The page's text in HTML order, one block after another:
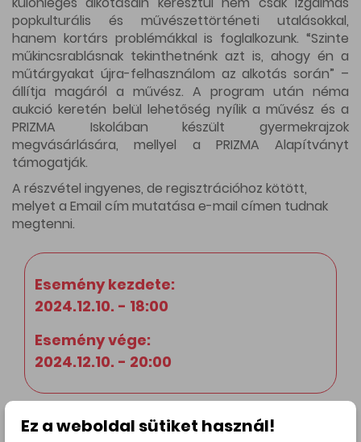
popkulturális és művészettörténeti utalásokkal,
hanem kortárs problémákkal is foglalkozunk. “Szinte
műkincsrablásnak tekinthetnénk azt is, ahogy én a
műtárgyakat újra-felhasználom az alkotás során” –
állítja magáról a művész. A program után néma
aukció keretén belül lehetőség nyílik a művész és a
PRIZMA Iskolában készült gyermekrajzok
megvásárlására, mellyel a PRIZMA Alapítványt
támogatják.
A részvétel ingyenes, de regisztrációhoz kötött,
melyet a Email cím mutatása e-mail címen tudnak
megtenni.
Esemény kezdete:
2024.12.10. - 18:00
Esemény vége:
2024.12.10. - 20:00
Ez a weboldal sütiket használ!